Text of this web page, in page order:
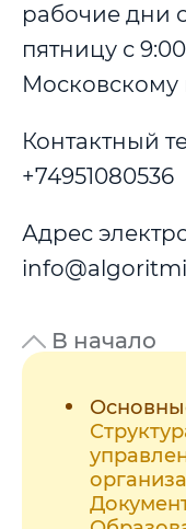
рабочие дни
пятницу с
Московскому
Контактный
+74951080536
Адрес
В начало